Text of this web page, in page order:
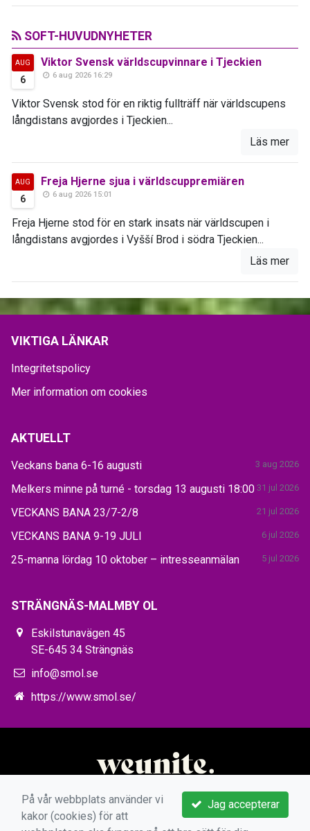
SOFT-HUVUDNYHETER
AUG
6
Viktor Svensk världscupvinnare i Tjeckien
6 aug 2026 16:29
Viktor Svensk stod för en riktig fullträff när världscupens
långdistans avgjordes i Tjeckien...
Läs mer
AUG
6
Freja Hjerne sjua i världscuppremiären
6 aug 2026 15:01
Freja Hjerne stod för en stark insats när världscupen i
långdistans avgjordes i Vyšší Brod i södra Tjeckien...
Läs mer
VIKTIGA LÄNKAR
Integritetspolicy
Mer information om cookies
AKTUELLT
Veckans bana 6-16 augusti 3 aug 2026
Melkers minne på turné - torsdag 13 augusti 18:00 31 jul 2026
VECKANS BANA 23/7-2/8 21 jul 2026
VECKANS BANA 9-19 JULI 6 jul 2026
25-manna lördag 10 oktober – intresseanmälan 5 jul 2026
STRÄNGNÄS-MALMBY OL
Eskilstunavägen 45
SE-645 34 Strängnäs
info@smol.se
https://www.smol.se/
Jag accepterar
På vår webbplats använder vi
kakor (cookies) för att